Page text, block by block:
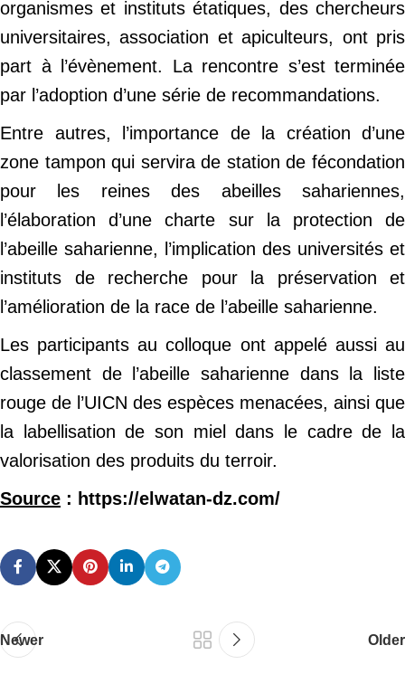
organismes et instituts étatiques, des chercheurs
universitaires, association et apiculteurs, ont pris
part à l’évènement. La rencontre s’est terminée
par l’adoption d’une série de recommandations.
Entre autres, l’importance de la création d’une
zone tampon qui servira de station de fécondation
pour les reines des abeilles sahariennes,
l’élaboration d’une charte sur la protection de
l’abeille saharienne, l’implication des universités et
instituts de recherche pour la préservation et
l’amélioration de la race de l’abeille saharienne.
Les participants au colloque ont appelé aussi au
classement de l’abeille saharienne dans la liste
rouge de l’UICN des espèces menacées, ainsi que
la labellisation de son miel dans le cadre de la
valorisation des produits du terroir.
Source : https://elwatan-dz.com/
Newer Older